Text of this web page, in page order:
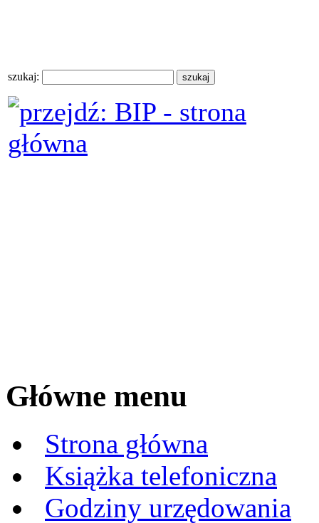
szukaj:
Główne menu
Strona główna
Książka telefoniczna
Godziny urzędowania